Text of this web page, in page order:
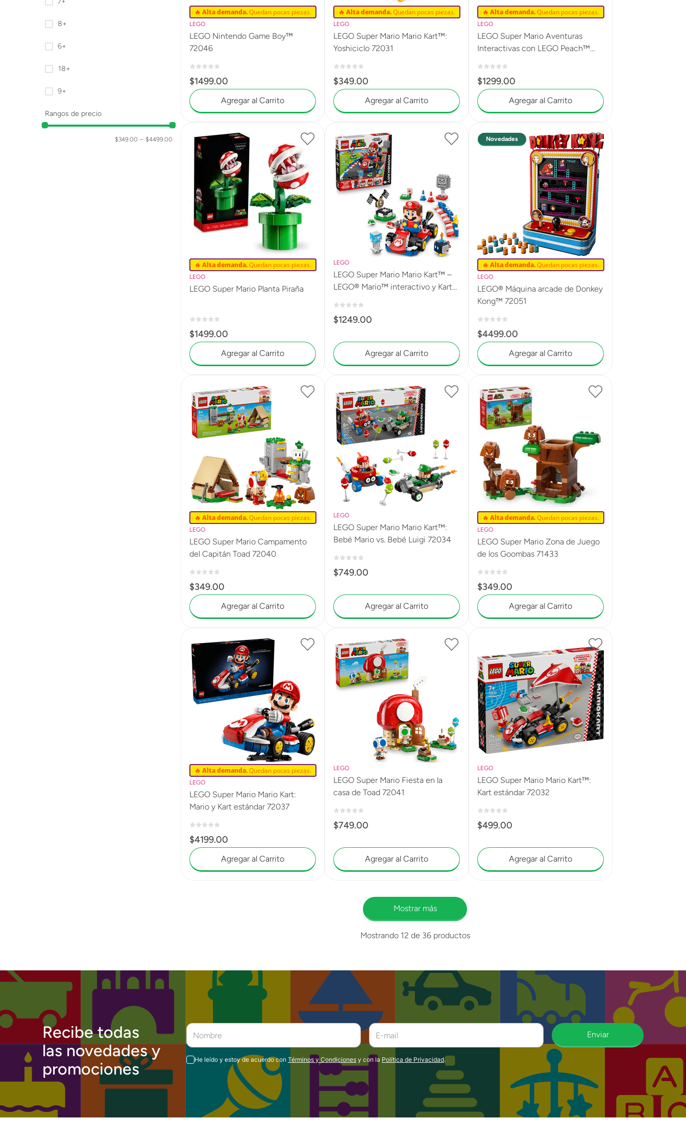
8+
6+
18+
9+
Rangos de precio
$349.00 – $4499.00
🔥 Alta demanda.Quedan pocas piezas.
LEGO
LEGO Nintendo Game Boy™
72046
$1499.00
Agregar al Carrito
🔥 Alta demanda.Quedan pocas piezas.
LEGO
LEGO Super Mario Mario Kart™:
Yoshiciclo 72031
$349.00
Agregar al Carrito
🔥 Alta demanda.Quedan pocas piezas.
LEGO
LEGO Super Mario Aventuras
Interactivas con LEGO Peach™
$1299.00
Agregar al Carrito
🔥 Alta demanda.Quedan pocas piezas.
LEGO
LEGO Super Mario Planta Piraña
$1499.00
Agregar al Carrito
LEGO
LEGO Super Mario Mario Kart™ –
LEGO® Mario™ interactivo y Kart
$1249.00
Agregar al Carrito
Novedades
🔥 Alta demanda.Quedan pocas piezas.
LEGO
LEGO® Máquina arcade de Donkey
Kong™ 72051
$4499.00
Agregar al Carrito
🔥 Alta demanda.Quedan pocas piezas.
LEGO
LEGO Super Mario Campamento
del Capitán Toad 72040
$349.00
Agregar al Carrito
LEGO
LEGO Super Mario Mario Kart™:
Bebé Mario vs. Bebé Luigi 72034
$749.00
Agregar al Carrito
🔥 Alta demanda.Quedan pocas piezas.
LEGO
LEGO Super Mario Zona de Juego
de los Goombas 71433
$349.00
Agregar al Carrito
🔥 Alta demanda.Quedan pocas piezas.
LEGO
LEGO Super Mario Mario Kart:
Mario y Kart estándar 72037
$4199.00
Agregar al Carrito
LEGO
LEGO Super Mario Fiesta en la
casa de Toad 72041
$749.00
Agregar al Carrito
LEGO
LEGO Super Mario Mario Kart™:
Kart estándar 72032
$499.00
Agregar al Carrito
Mostrar más
Mostrando 12 de 36productos
Recibe todas
las novedades y
promociones
Enviar
He leído y estoy de acuerdo con Términos y Condiciones y con la Política de Privacidad.